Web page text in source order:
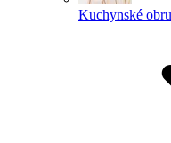
Kuchynské